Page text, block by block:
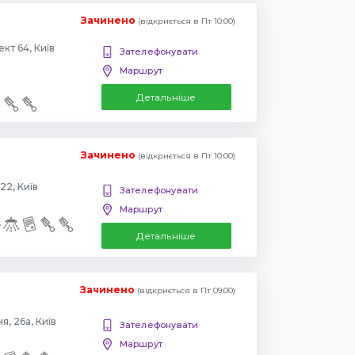
Зачинено (відкриється в Пт 10:00)
Повіртрофлотский проспект 64, Київ
Зателефонувати
Маршрут
Детальніше
Зачинено (відкриється в Пт 10:00)
Київ
Зателефонувати
Маршрут
Детальніше
Зачинено (відкриється в Пт 09:00)
26а, Київ
Зателефонувати
Маршрут